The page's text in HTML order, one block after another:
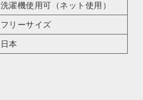
洗濯機使用可（ネット使用）
フリーサイズ
日本